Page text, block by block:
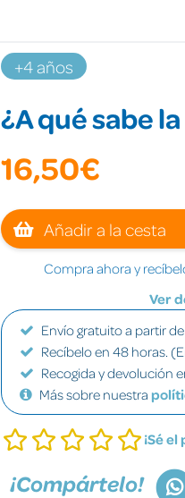
+4 años
¿A qué sabe
16,50€
Añadir a la cesta
Compra ahora y
Ver
Envío gratuito a partir
Recíbelo en 48 horas.
Recogida y devolución
Más sobre nuestra
¡Sé
¡Compártelo!